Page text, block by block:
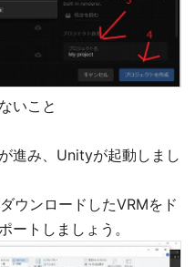
いこと
進み、Unityが起動しまし
ウンロードしたVRMをド
ートしましょう。